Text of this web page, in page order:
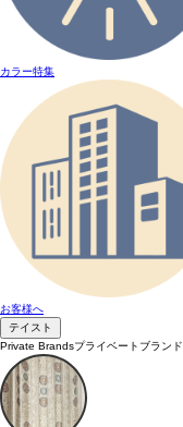
カラー特集
お客様へ
テイスト
Private Brandsプライベートブランド